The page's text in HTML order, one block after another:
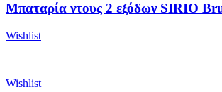
Μπαταρία ντους 2 εξόδων SIRIO
Wishlist
Wishlist